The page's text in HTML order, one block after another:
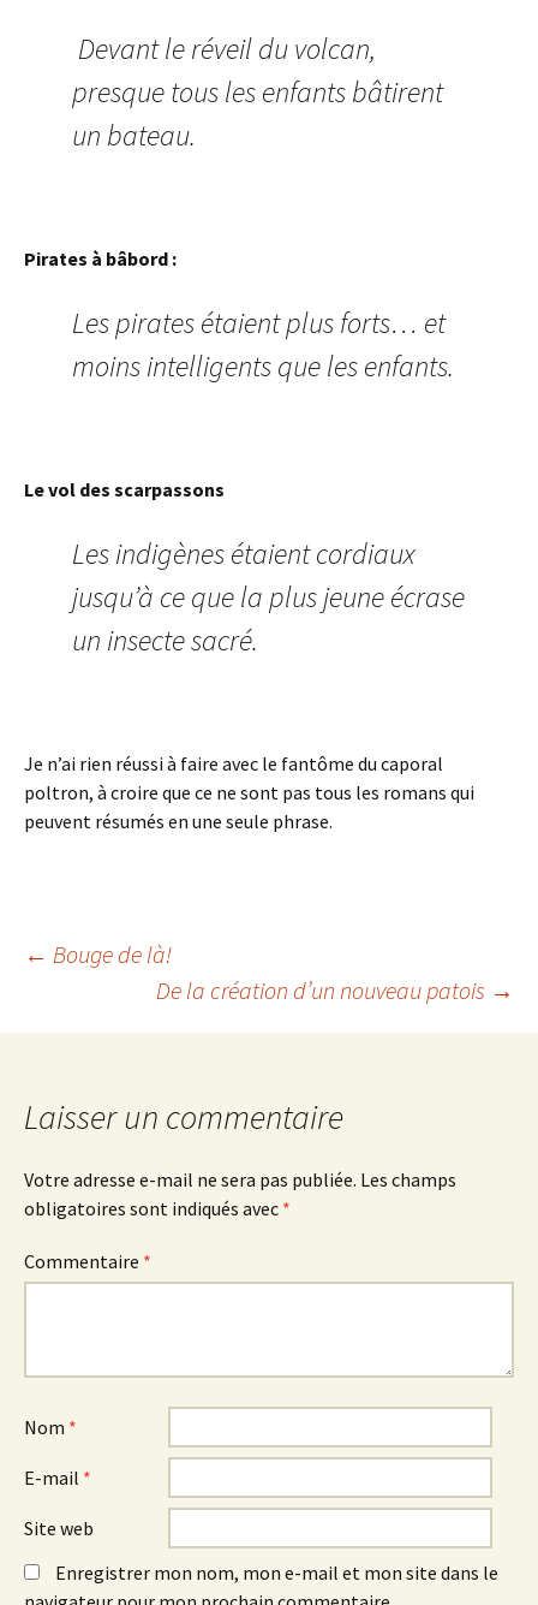
Devant le réveil du volcan,
presque tous les enfants bâtirent
un bateau.
Pirates à bâbord :
Les pirates étaient plus forts… et
moins intelligents que les enfants.
Le vol des scarpassons
Les indigènes étaient cordiaux
jusqu’à ce que la plus jeune écrase
un insecte sacré.
Je n’ai rien réussi à faire avec le fantôme du caporal
poltron, à croire que ce ne sont pas tous les romans qui
peuvent résumés en une seule phrase.
Navigation
des
articles
← Bouge de là!
De la création d’un nouveau patois →
Laisser un commentaire
Votre adresse e-mail ne sera pas publiée. Les champs
obligatoires sont indiqués avec *
Commentaire *
Nom *
E-mail *
Site web
Enregistrer mon nom, mon e-mail et mon site dans le